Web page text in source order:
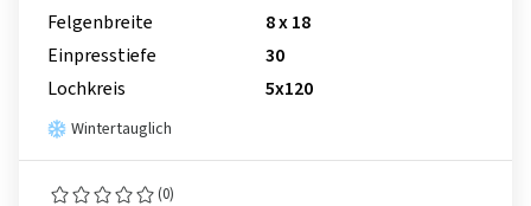
Felgenbreite
8 x 18
Einpresstiefe
30
Lochkreis
5x120
Wintertauglich
(0)